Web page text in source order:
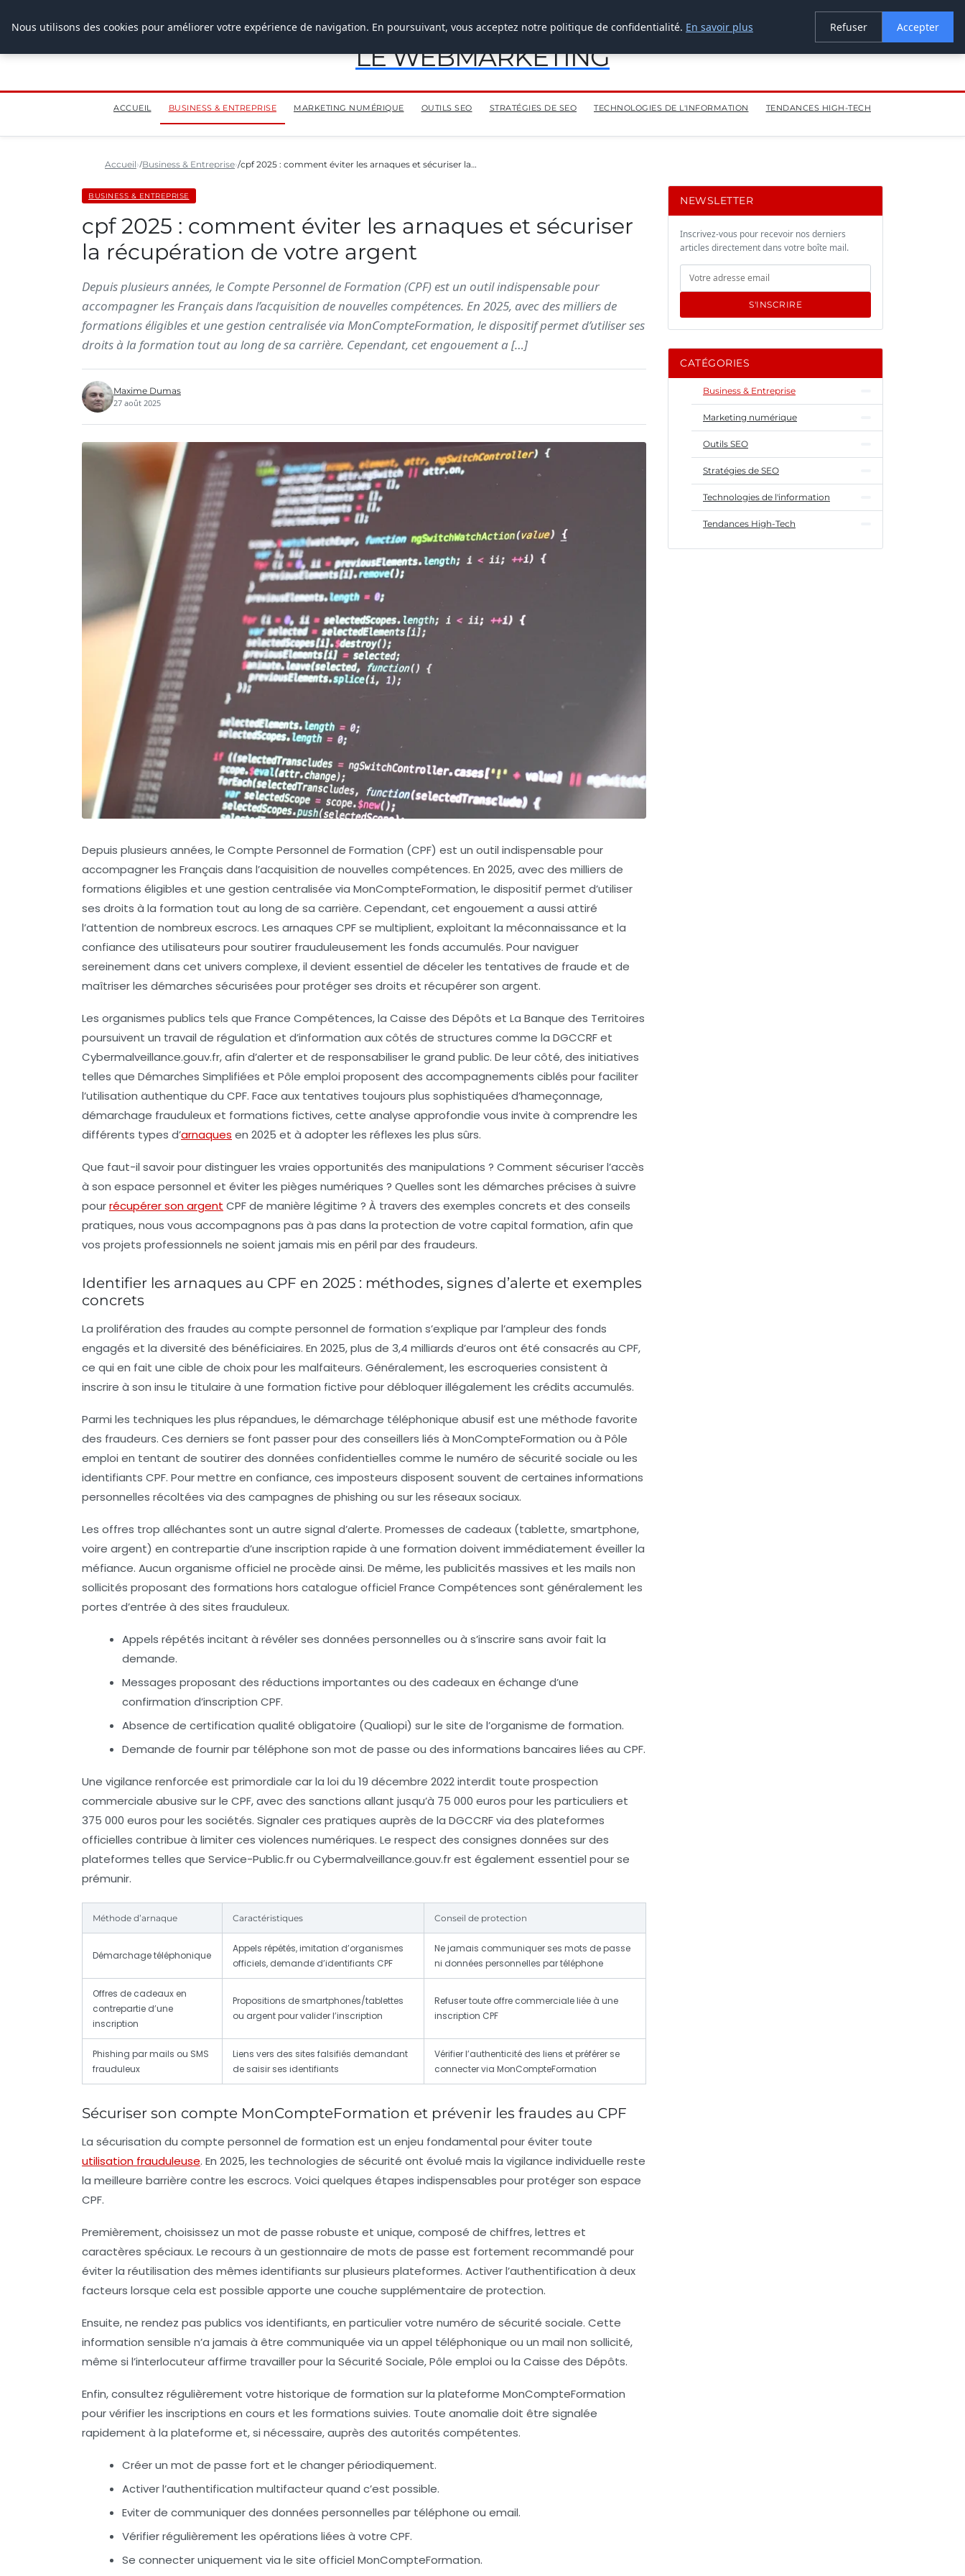
LE WEBMARKETING
ACCUEIL BUSINESS & ENTREPRISE MARKETING NUMÉRIQUE OUTILS SEO STRATÉGIES DE SEO TECHNOLOGIES DE L'INFORMATION TENDANCES HIGH-TECH
Accueil Business & Entreprise cpf 2025 : comment éviter les arnaques et sécuriser la…
BUSINESS & ENTREPRISE
cpf 2025 : comment éviter les arnaques et sécuriser
la récupération de votre argent
Depuis plusieurs années, le Compte Personnel de Formation (CPF) est un outil indispensable pour
accompagner les Français dans l’acquisition de nouvelles compétences. En 2025, avec des milliers de
formations éligibles et une gestion centralisée via MonCompteFormation, le dispositif permet d’utiliser ses
droits à la formation tout au long de sa carrière. Cependant, cet engouement a […]
Maxime Dumas
27 août 2025
Depuis plusieurs années, le Compte Personnel de Formation (CPF) est un outil indispensable pour
accompagner les Français dans l’acquisition de nouvelles compétences. En 2025, avec des milliers de
formations éligibles et une gestion centralisée via MonCompteFormation, le dispositif permet d’utiliser
ses droits à la formation tout au long de sa carrière. Cependant, cet engouement a aussi attiré
l’attention de nombreux escrocs. Les arnaques CPF se multiplient, exploitant la méconnaissance et la
confiance des utilisateurs pour soutirer frauduleusement les fonds accumulés. Pour naviguer
sereinement dans cet univers complexe, il devient essentiel de déceler les tentatives de fraude et de
maîtriser les démarches sécurisées pour protéger ses droits et récupérer son argent.
Les organismes publics tels que France Compétences, la Caisse des Dépôts et La Banque des Territoires
poursuivent un travail de régulation et d’information aux côtés de structures comme la DGCCRF et
Cybermalveillance.gouv.fr, afin d’alerter et de responsabiliser le grand public. De leur côté, des initiatives
telles que Démarches Simplifiées et Pôle emploi proposent des accompagnements ciblés pour faciliter
l’utilisation authentique du CPF. Face aux tentatives toujours plus sophistiquées d’hameçonnage,
démarchage frauduleux et formations fictives, cette analyse approfondie vous invite à comprendre les
différents types d’arnaques en 2025 et à adopter les réflexes les plus sûrs.
Que faut-il savoir pour distinguer les vraies opportunités des manipulations ? Comment sécuriser l’accès
à son espace personnel et éviter les pièges numériques ? Quelles sont les démarches précises à suivre
pourrécupérer son argent CPF de manière légitime ? À travers des exemples concrets et des conseils
pratiques, nous vous accompagnons pas à pas dans la protection de votre capital formation, afin que
vos projets professionnels ne soient jamais mis en péril par des fraudeurs.
Identifier les arnaques au CPF en 2025 : méthodes, signes d’alerte et exemples
concrets
La prolifération des fraudes au compte personnel de formation s’explique par l’ampleur des fonds
engagés et la diversité des bénéficiaires. En 2025, plus de 3,4 milliards d’euros ont été consacrés au CPF,
ce qui en fait une cible de choix pour les malfaiteurs. Généralement, les escroqueries consistent à
inscrire à son insu le titulaire à une formation fictive pour débloquer illégalement les crédits accumulés.
Parmi les techniques les plus répandues, le démarchage téléphonique abusif est une méthode favorite
des fraudeurs. Ces derniers se font passer pour des conseillers liés à MonCompteFormation ou à Pôle
emploi en tentant de soutirer des données confidentielles comme le numéro de sécurité sociale ou les
identifiants CPF. Pour mettre en confiance, ces imposteurs disposent souvent de certaines informations
personnelles récoltées via des campagnes de phishing ou sur les réseaux sociaux.
Les offres trop alléchantes sont un autre signal d’alerte. Promesses de cadeaux (tablette, smartphone,
voire argent) en contrepartie d’une inscription rapide à une formation doivent immédiatement éveiller la
méfiance. Aucun organisme officiel ne procède ainsi. De même, les publicités massives et les mails non
sollicités proposant des formations hors catalogue officiel France Compétences sont généralement les
portes d’entrée à des sites frauduleux.
Appels répétés incitant à révéler ses données personnelles ou à s’inscrire sans avoir fait la
demande.
Messages proposant des réductions importantes ou des cadeaux en échange d’une
confirmation d’inscription CPF.
Absence de certification qualité obligatoire (Qualiopi) sur le site de l’organisme de formation.
Demande de fournir par téléphone son mot de passe ou des informations bancaires liées au CPF.
Une vigilance renforcée est primordiale car la loi du 19 décembre 2022 interdit toute prospection
commerciale abusive sur le CPF, avec des sanctions allant jusqu’à 75 000 euros pour les particuliers et
375 000 euros pour les sociétés. Signaler ces pratiques auprès de la DGCCRF via des plateformes
officielles contribue à limiter ces violences numériques. Le respect des consignes données sur des
plateformes telles que Service-Public.fr ou Cybermalveillance.gouv.fr est également essentiel pour se
prémunir.
Méthode d’arnaque Caractéristiques Conseil de protection
Démarchage téléphonique
Appels répétés, imitation d’organismes
officiels, demande d’identifiants CPF
Ne jamais communiquer ses mots de passe
ni données personnelles par téléphone
Offres de cadeaux en
contrepartie d’une
inscription
Propositions de smartphones/tablettes
ou argent pour valider l’inscription
Refuser toute offre commerciale liée à une
inscription CPF
Phishing par mails ou SMS
frauduleux
Liens vers des sites falsifiés demandant
de saisir ses identifiants
Vérifier l’authenticité des liens et préférer se
connecter via MonCompteFormation
Sécuriser son compte MonCompteFormation et prévenir les fraudes au CPF
La sécurisation du compte personnel de formation est un enjeu fondamental pour éviter toute
utilisation frauduleuse. En 2025, les technologies de sécurité ont évolué mais la vigilance individuelle reste
la meilleure barrière contre les escrocs. Voici quelques étapes indispensables pour protéger son espace
CPF.
Premièrement, choisissez un mot de passe robuste et unique, composé de chiffres, lettres et
caractères spéciaux. Le recours à un gestionnaire de mots de passe est fortement recommandé pour
éviter la réutilisation des mêmes identifiants sur plusieurs plateformes. Activer l’authentification à deux
facteurs lorsque cela est possible apporte une couche supplémentaire de protection.
Ensuite, ne rendez pas publics vos identifiants, en particulier votre numéro de sécurité sociale. Cette
information sensible n’a jamais à être communiquée via un appel téléphonique ou un mail non sollicité,
même si l’interlocuteur affirme travailler pour la Sécurité Sociale, Pôle emploi ou la Caisse des Dépôts.
Enfin, consultez régulièrement votre historique de formation sur la plateforme MonCompteFormation
pour vérifier les inscriptions en cours et les formations suivies. Toute anomalie doit être signalée
rapidement à la plateforme et, si nécessaire, auprès des autorités compétentes.
Créer un mot de passe fort et le changer périodiquement.
Activer l’authentification multifacteur quand c’est possible.
Eviter de communiquer des données personnelles par téléphone ou email.
Vérifier régulièrement les opérations liées à votre CPF.
Se connecter uniquement via le site officiel MonCompteFormation.
NEWSLETTER
Inscrivez-vous pour recevoir nos derniers
articles directement dans votre boîte mail.
S'INSCRIRE
CATÉGORIES
Business & Entreprise
Marketing numérique
Outils SEO
Stratégies de SEO
Technologies de l'information
Tendances High-Tech
Nous utilisons des cookies pour améliorer votre expérience de navigation. En poursuivant, vous acceptez notre politique de confidentialité. En savoir plus Refuser Accepter